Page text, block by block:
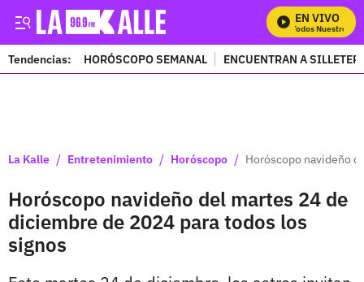
EN VIVO
Mira Todos Nuestros
Tendencias: HORÓSCOPO SEMANAL ENCUENTRAN A
La Kalle / Entretenimiento / Horóscopo / Horóscopo navideño
Horóscopo navideño del martes 24 de
diciembre de 2024 para todos los
signos